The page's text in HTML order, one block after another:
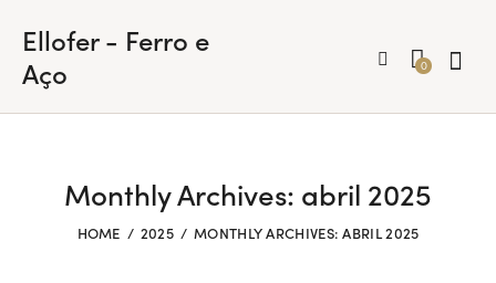
Ellofer - Ferro e
Aço
0
Monthly Archives: abril 2025
HOME 2025 MONTHLY ARCHIVES: ABRIL 2025